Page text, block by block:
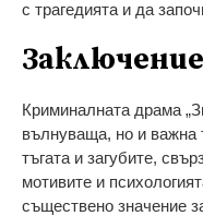
с трагедията и да
Заключение
Криминалната драма
вълнуваща, но и важна
тъгата и загубите,
мотивите и
съществено значение